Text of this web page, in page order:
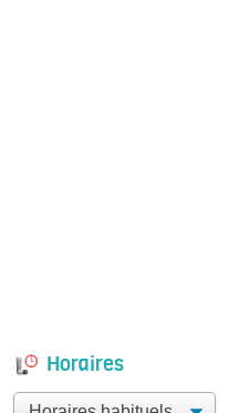
Horaires